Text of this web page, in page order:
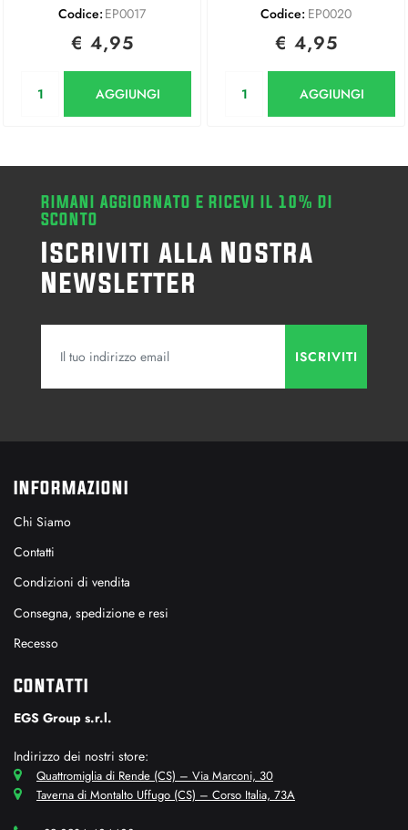
Codice: EP0017
€ 4,95
AGGIUNGI
Codice: EP0020
€ 4,95
AGGIUNGI
RIMANI AGGIORNATO E RICEVI IL 10% DI
SCONTO
Iscriviti alla Nostra
Newsletter
INFORMAZIONI
Chi Siamo
Contatti
Condizioni di vendita
Consegna, spedizione e resi
Recesso
CONTATTI
EGS Group s.r.l.
Indirizzo dei nostri store:
Quattromiglia di Rende (CS) – Via Marconi, 30
Taverna di Montalto Uffugo (CS) – Corso Italia, 73A